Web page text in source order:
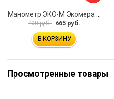
700 руб. 665 руб.
В КОРЗИНУ
Просмотренные товары